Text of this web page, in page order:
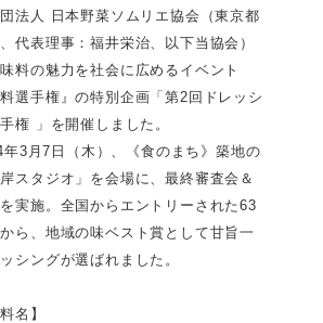
法人 日本野菜ソムリエ協会（東京都
代表理事：福井栄治、以下当協会）
料の魅力を社会に広めるイベント
料選手権』の特別企画「第2回ドレッシ
権 」を開催しました。
3月7日（木）、《食のまち》築地の
岸スタジオ」を会場に、最終審査会＆
実施。全国からエントリーされた63
ら、地域の味ベスト賞として甘旨一
シングが選ばれました。
名】